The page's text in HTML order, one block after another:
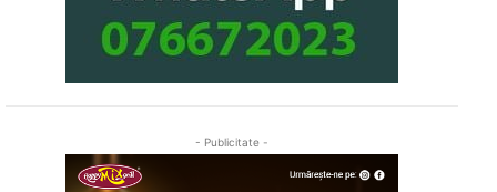
- Publicitate -